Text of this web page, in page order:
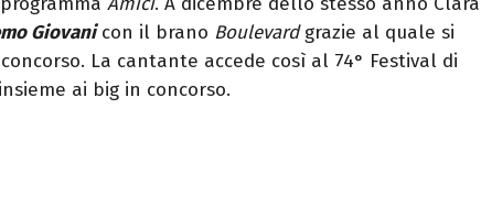
Giovanicon il brano Boulevardgrazie al quale si
La cantante accede così al 74° Festival di
ai big in concorso.